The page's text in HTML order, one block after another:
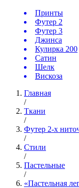
Принты
Футер 2
Футер 3
Джинса
Кулирка 200
Сатин
Шелк
Вискоза
Главная
/
Ткани
/
Футер 2-х
/
Стили
/
Пастельные
/
«Пастельная